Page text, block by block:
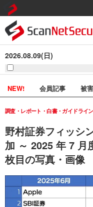
2026.08.09(日)
NEW! 会員記事 被
野村証券フィッシ
加 ～ 2025 年 7 月
枚目の写真・画像
調査・レポート・白書・ガイドライン